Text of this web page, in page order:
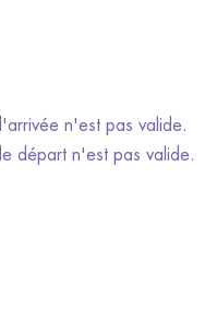
n'est pas valide.
départ n'est pas valide.